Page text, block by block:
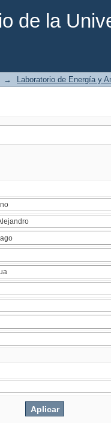
de la
→ Laboratorio de Energía y